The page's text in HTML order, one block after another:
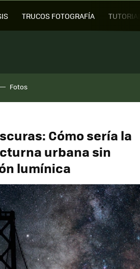
TRUCOS FOTOGRAFÍA
Fotos
Cómo sería la
urbana sin
lumínica